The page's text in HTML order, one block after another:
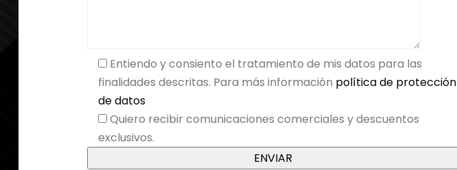
Entiendo y consiento el tratamiento de mis datos para las
finalidades descritas. Para más información política de protección
de datos
Quiero recibir comunicaciones comerciales y descuentos
exclusivos.